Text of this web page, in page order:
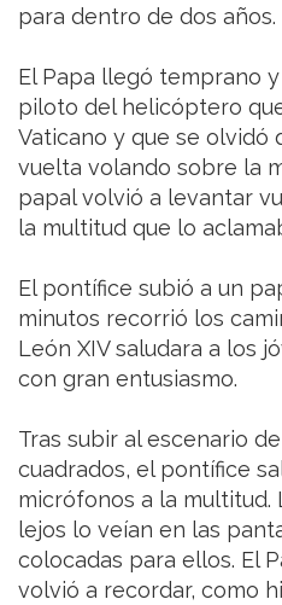
para dentro de dos años.
El Papa llegó temprano
piloto del helicóptero
Vaticano y que se olvidó
vuelta volando sobre la
papal volvió a levantar
la multitud que lo
El pontífice subió a un
minutos recorrió los
León XIV saludara a los
con gran entusiasmo.
Tras subir al escenario
cuadrados, el pontífice
micrófonos a la multitud.
lejos lo veían en las
colocadas para ellos. El
volvió a recordar, como